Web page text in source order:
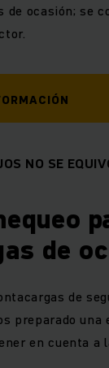
de ocasión; se
NO SE
de
de
preparado
en cuenta a